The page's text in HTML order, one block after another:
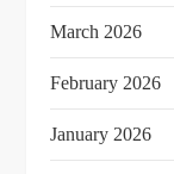
March 2026
February 2026
January 2026